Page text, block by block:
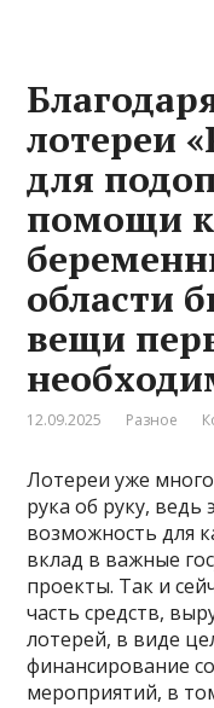
лотереи
для
помощи
области
вещи
12.09.2025 Разное
Лотереи уже
рука об руку, ведь
возможность для
вклад в важные
проекты. Так и
часть средств,
лотерей, в виде
финансирование
мероприятий, в